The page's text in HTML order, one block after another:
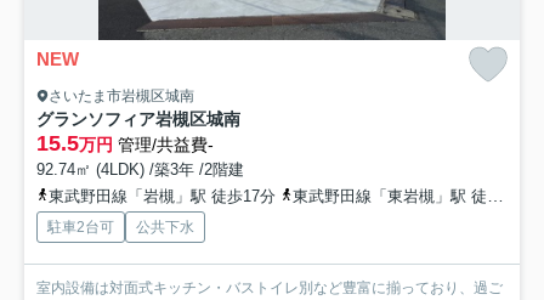
NEW
さいたま市岩槻区城南
グランソフィア岩槻区城南
15.5万円 管理/共益費-
92.74㎡ (4LDK) /築3年 /2階建
東武野田線「岩槻」駅 徒歩17分
東武野田線「東岩槻」駅 徒歩47分
駐車2台可 公共下水
室内設備は対面式キッチン・バストイレ別など豊富に揃っており、過ご